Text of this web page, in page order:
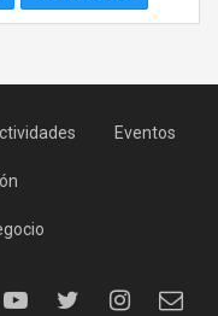
Eventos